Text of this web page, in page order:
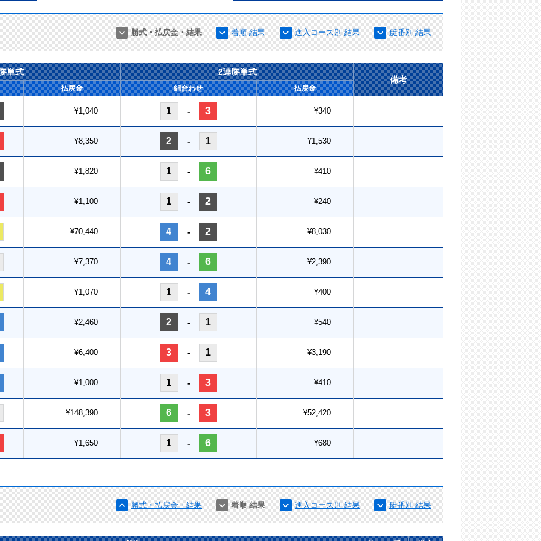
勝式・払戻金・結果 着順 結果 進入コース別 結果 艇番別 結果
単式
2連勝単式
備考
払戻金 組合わせ 払戻金
¥1,040 1 - 3 ¥340
¥8,350 2 - 1 ¥1,530
¥1,820 1 - 6 ¥410
¥1,100 1 - 2 ¥240
¥70,440 4 - 2 ¥8,030
¥7,370 4 - 6 ¥2,390
¥1,070 1 - 4 ¥400
¥2,460 2 - 1 ¥540
¥6,400 3 - 1 ¥3,190
¥1,000 1 - 3 ¥410
¥148,390 6 - 3 ¥52,420
¥1,650 1 - 6 ¥680
勝式・払戻金・結果 着順 結果 進入コース別 結果 艇番別 結果